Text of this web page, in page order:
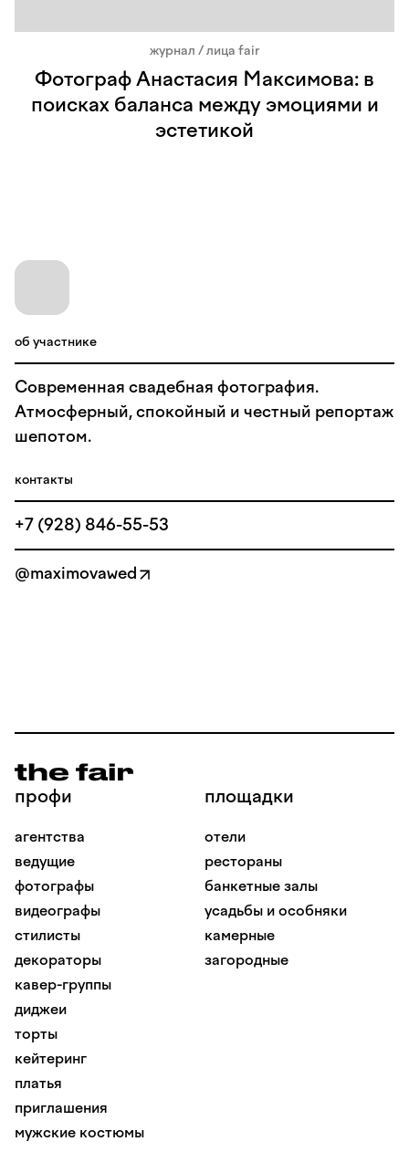
журнал / лица fair
Фотограф Анастасия Максимова: в
поисках баланса между эмоциями и
эстетикой
об участнике
Современная свадебная фотография.
Атмосферный, спокойный и честный репортаж
шепотом.
контакты
+7 (928) 846-55-53
@maximovawed
профи
агентства
ведущие
фотографы
видеографы
стилисты
декораторы
кавер-группы
диджеи
торты
кейтеринг
платья
приглашения
мужские костюмы
площадки
отели
рестораны
банкетные залы
усадьбы и особняки
камерные
загородные